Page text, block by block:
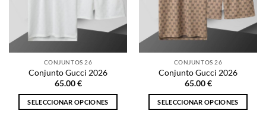
pueden
elegir
en
la
página
de
pueden
elegir
en
de
producto
CONJUNTOS 26
Conjunto Gucci 2026
65.00€
SELECCIONAR OPCIONES
CONJUNTOS 26
Conjunto Gucci 2026
65.00€
SELECCIONAR OPCIONES